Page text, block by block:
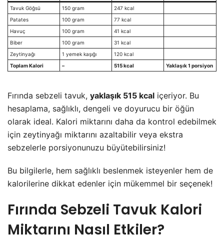
Tavuk Göğsü 150 gram
247 kcal
Patates
100 gram
77 kcal
Havuç
100 gram
41 kcal
Biber
100 gram
31 kcal
Zeytinyağı
1 yemek kaşığı
120 kcal
Toplam Kalori
– 515 kcal Yaklaşık 1 porsiyon
Fırında sebzeli tavuk, yaklaşık 515 kcal içeriyor. Bu
hesaplama, sağlıklı, dengeli ve doyurucu bir öğün
olarak ideal. Kalori miktarını daha da kontrol edebilmek
için zeytinyağı miktarını azaltabilir veya ekstra
sebzelerle porsiyonunuzu büyütebilirsiniz!
Bu bilgilerle, hem sağlıklı beslenmek isteyenler hem de
kalorilerine dikkat edenler için mükemmel bir seçenek!
Fırında Sebzeli Tavuk Kalori
Miktarını Nasıl Etkiler?